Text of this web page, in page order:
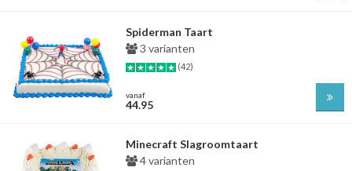
Spiderman Taart
3 varianten
(42)
vanaf
44.95
Minecraft Slagroomtaart
4 varianten